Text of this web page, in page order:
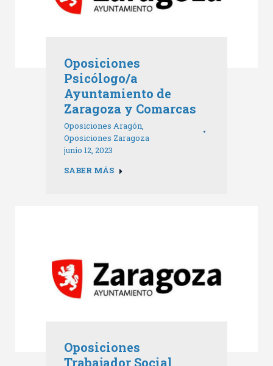
Oposiciones
Psicólogo/a
Ayuntamiento de
Zaragoza y Comarcas
Oposiciones Aragón,
Oposiciones Zaragoza
junio 12, 2023
SABER MÁS
Oposiciones
Trabajador Social